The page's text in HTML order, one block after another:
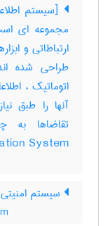
مجموعه ای
ارتباطاتی و
طراحی شده
اتوماتیک ،
آنها را طبق
System
سیستم